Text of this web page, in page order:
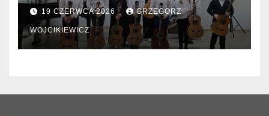
19 CZERWCA 2026 GRZEGORZ
WOJCIKIEWICZ